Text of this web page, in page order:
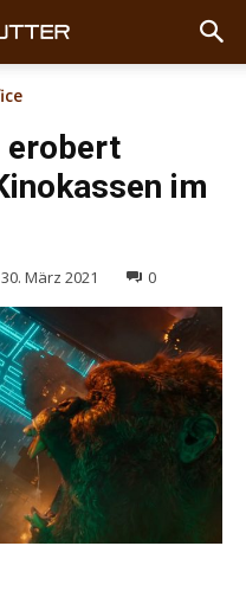
erobert
im
30. März 2021 0